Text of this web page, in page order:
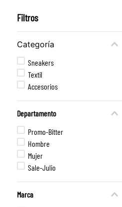
Filtros
Categoría
Sneakers
Textil
Accesorios
Departamento
Promo-Bitter
Hombre
Mujer
Sale-Julio
Marca